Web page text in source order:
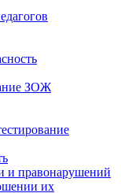
ЗОЖ
и правонарушений
их